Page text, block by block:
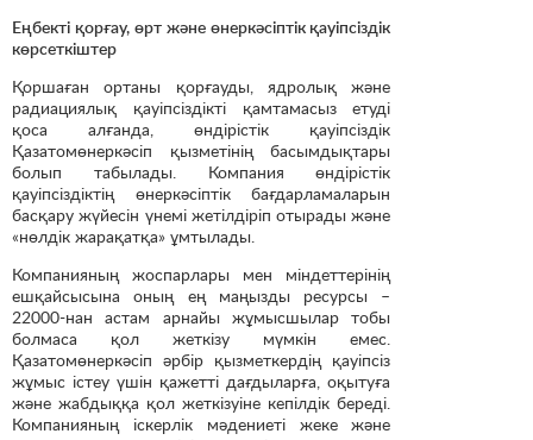
Еңбекті қорғау, өрт және өнеркәсіптік қауіпсіздік
көрсеткіштер
Қоршаған ортаны қорғауды, ядролық және
радиациялық қауіпсіздікті қамтамасыз етуді
қоса алғанда, өндірістік қауіпсіздік
Қазатомөнеркәсіп қызметінің басымдықтары
болып табылады. Компания өндірістік
қауіпсіздіктің өнеркәсіптік бағдарламаларын
басқару жүйесін үнемі жетілдіріп отырады және
«нөлдік жарақатқа» ұмтылады.
Компанияның жоспарлары мен міндеттерінің
ешқайсысына оның ең маңызды ресурсы –
22000-нан астам арнайы жұмысшылар тобы
болмаса қол жеткізу мүмкін емес.
Қазатомөнеркәсіп әрбір қызметкердің қауіпсіз
жұмыс істеу үшін қажетті дағдыларға, оқытуға
және жабдыққа қол жеткізуіне кепілдік береді.
Компанияның іскерлік мәдениеті жеке және